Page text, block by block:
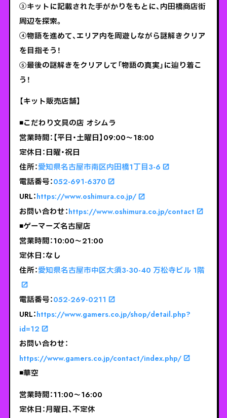
③キットに記載された手がかりをもとに、内田橋商店街
周辺を探索。
④物語を進めて、エリア内を周遊しながら謎解きクリア
を目指そう！
⑤最後の謎解きをクリアして「物語の真実」に辿り着こ
う！
【キット販売店舗】
◾️こだわり文具の店 オシムラ
営業時間：【平日・土曜日】09:00～18:00
定休日：日曜・祝日
住所：愛知県名古屋市南区内田橋1丁目3-6
電話番号：052-691-6370
URL：https://www.oshimura.co.jp/
お問い合わせ：https://www.oshimura.co.jp/contact
◾️ゲーマーズ名古屋店
営業時間：10:00～21:00
定休日：なし
住所：愛知県名古屋市中区大須3-30-40 万松寺ビル 1階
電話番号：052-269-0211
URL：https://www.gamers.co.jp/shop/detail.php?
id=12
お問い合わせ：
https://www.gamers.co.jp/contact/index.php/
◾️華空
営業時間：11:00～16:00
定休日：月曜日、不定休